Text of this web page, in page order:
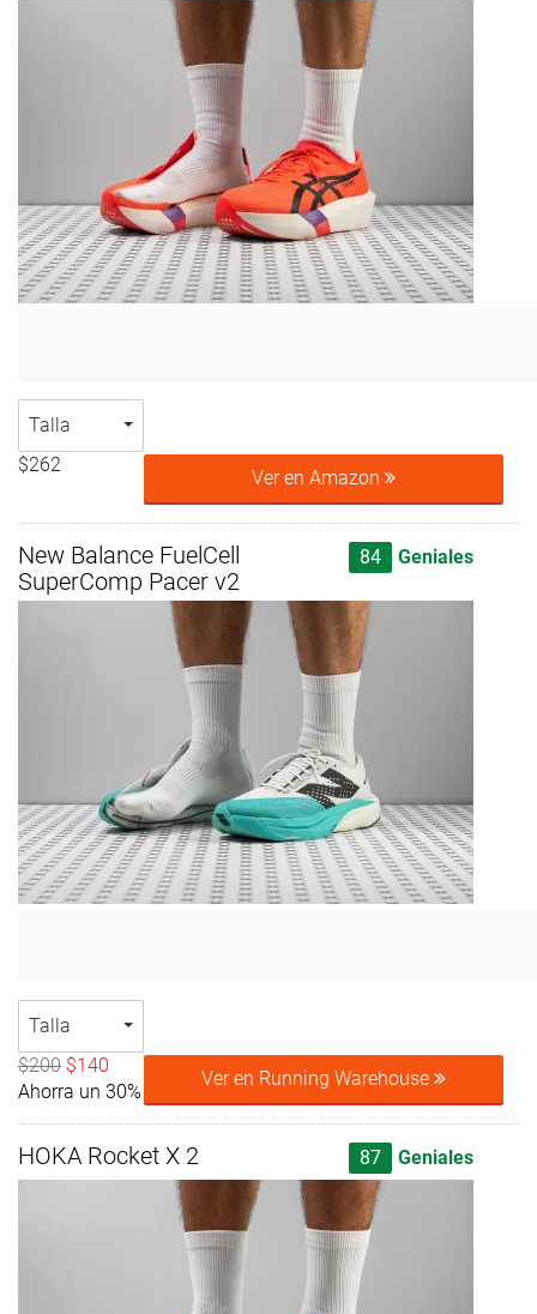
Talla
$262
Ver en Amazon
New Balance FuelCell
SuperComp Pacer v2
84 Geniales
Talla
$200 $140
Ahorra un 30%
Ver en Running Warehouse
HOKA Rocket X 2 87 Geniales